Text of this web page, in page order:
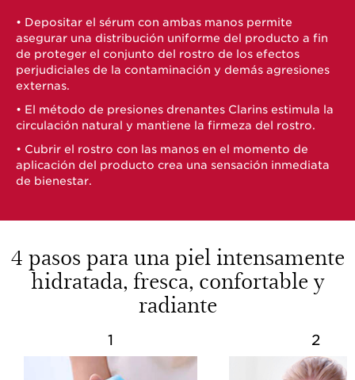
• Depositar el sérum con ambas manos permite
asegurar una distribución uniforme del producto a fin
de proteger el conjunto del rostro de los efectos
perjudiciales de la contaminación y demás agresiones
externas.
• El método de presiones drenantes Clarins estimula la
circulación natural y mantiene la firmeza del rostro.
• Cubrir el rostro con las manos en el momento de
aplicación del producto crea una sensación inmediata
de bienestar.
4 pasos para una piel intensamente
hidratada, fresca, confortable y
radiante
1 2